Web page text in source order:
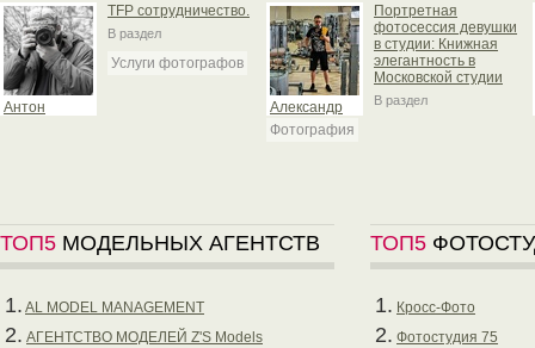
Антон
TFP сотрудничество.
В раздел
Услуги фотографов
Александр
Портретная
фотосессия девушки
в студии: Книжная
элегантность в
Московской студии
В раздел
Фотография
ТОП5 МОДЕЛЬНЫХ АГЕНТСТВ
1. AL MODEL MANAGEMENT
2. АГЕНТСТВО МОДЕЛЕЙ Z'S Models
ТОП5
1. Кросс-Фото
2. Фотостудия 75